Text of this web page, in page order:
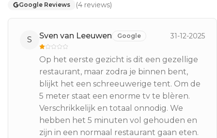
Google Reviews (4 reviews)
S Sven van Leeuwen Google 31-12-2025
Op het eerste gezicht is dit een gezellige
restaurant, maar zodra je binnen bent,
blijkt het een schreeuwerige tent. Om de
5 meter staat een enorme tv te blèren.
Verschrikkelijk en totaal onnodig. We
hebben het 5 minuten vol gehouden en
zijn in een normaal restaurant gaan eten.